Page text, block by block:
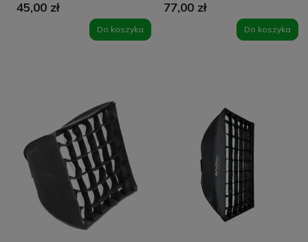
45,00 zł
Do koszyka
77,00 zł
Do koszyka